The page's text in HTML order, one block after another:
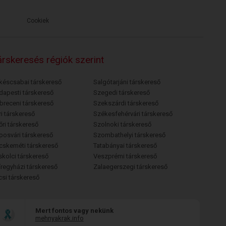
Cookiek
régiók szerint
társkereső
társkereső
társkereső
társkereső
társkereső
társkereső
társkereső
társkereső
társkereső
társkereső
Salgótarjáni társkereső
Szegedi társkereső
Szekszárdi társkereső
Székesfehérvári társkereső
Szolnoki társkereső
Szombathelyi társkereső
Tatabányai társkereső
Veszprémi társkereső
Zalaegerszegi társkereső
Mert fontos vagy nekünk
mehnyakrak.info